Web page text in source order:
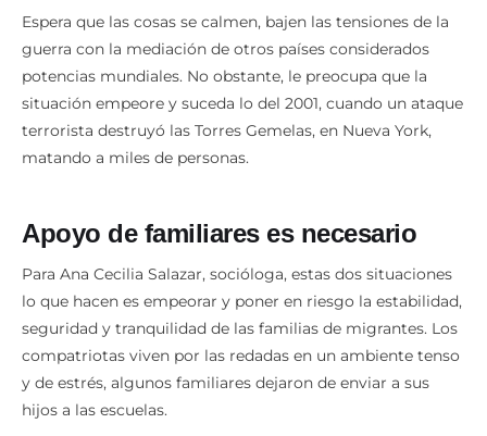
guerra con la mediación de otros países considerados
potencias mundiales. No obstante, le preocupa que la
situación empeore y suceda lo del 2001, cuando un ataque
terrorista destruyó las Torres Gemelas, en Nueva York,
matando a miles de personas.
Para Ana Cecilia Salazar, socióloga, estas dos situaciones
lo que hacen es empeorar y poner en riesgo la estabilidad,
seguridad y tranquilidad de las familias de migrantes. Los
compatriotas viven por las redadas en un ambiente tenso
y de estrés, algunos familiares dejaron de enviar a sus
hijos a las escuelas.